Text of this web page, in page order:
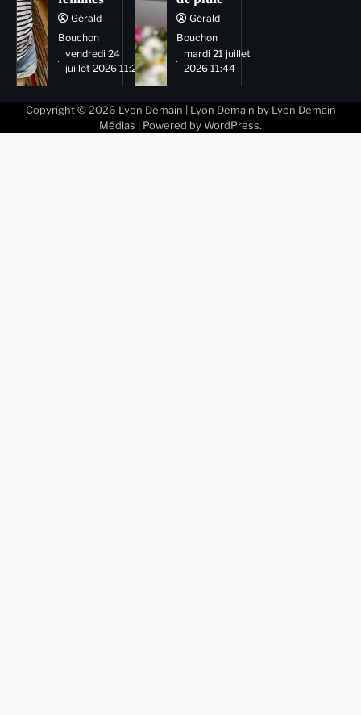
Gérald
Bouchon
vendredi 24
juillet 2026 11:29
Gérald
Bouchon
mardi 21 juillet
2026 11:44
Copyright © 2026 Lyon Demain | Lyon Demain by Lyon Demain
Médias | Powered by WordPress.